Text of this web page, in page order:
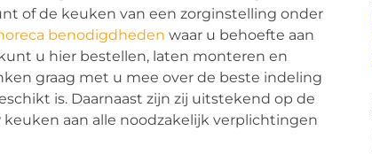
of de keuken van een zorginstelling onder
benodigdheden waar u behoefte aan
u hier bestellen, laten monteren en
graag met u mee over de beste indeling
is. Daarnaast zijn zij uitstekend op de
aan alle noodzakelijk verplichtingen